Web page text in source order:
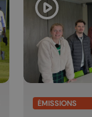
ÉMISSIONS